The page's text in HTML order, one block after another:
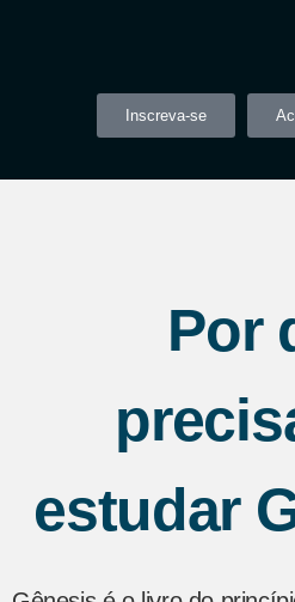
Inscreva-se
Por
estudar